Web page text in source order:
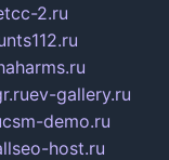
2.ru
ev-gallery.ru
csm-demo.ru
host.ru